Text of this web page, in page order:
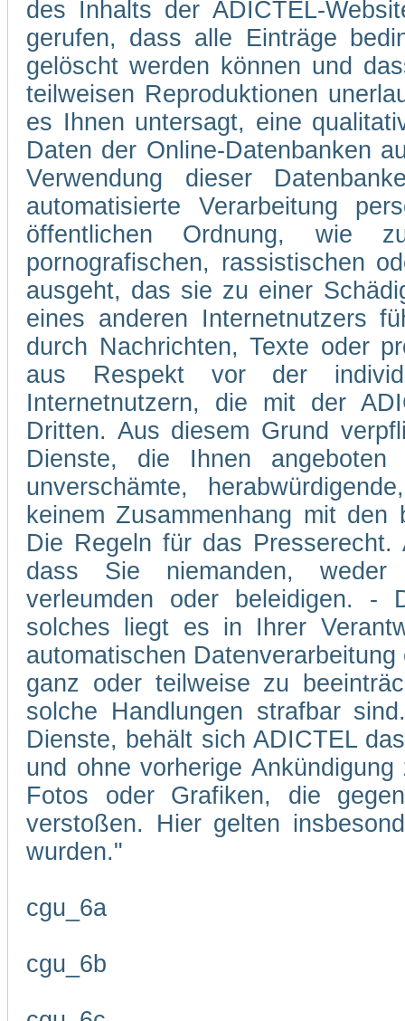
des Inhalts der ADICTEL-
gerufen, dass alle Einträge
gelöscht werden können und
teilweisen Reproduktionen
es Ihnen untersagt, eine
Daten der Online-Datenbanken
Verwendung dieser
automatisierte Verarbeitung
öffentlichen Ordnung, wie
pornografischen, rassistischen
ausgeht, das sie zu einer
eines anderen Internetnutzers
durch Nachrichten, Texte oder
aus Respekt vor der
Internetnutzern, die mit der
Dritten. Aus diesem Grund
Dienste, die Ihnen angeboten
unverschämte,
keinem Zusammenhang mit
Die Regeln für das
dass Sie niemanden, weder
verleumden oder beleidigen. -
solches liegt es in Ihrer
automatischen
ganz oder teilweise zu
solche Handlungen strafbar
Dienste, behält sich ADICTEL
und ohne vorherige
Fotos oder Grafiken, die
verstoßen. Hier gelten
wurden."
cgu_6a
cgu_6b